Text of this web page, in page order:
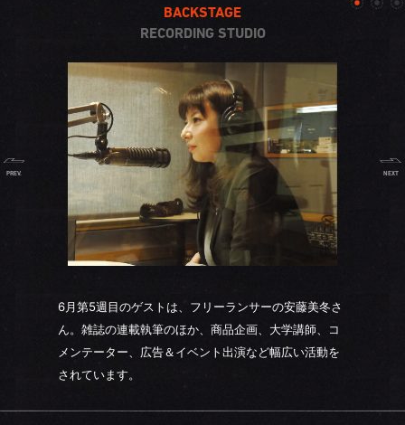
BACKSTAGE
RECORDING STUDIO
6月第5週目のゲストは、フリーランサーの安藤美冬さ
ん。雑誌の連載執筆のほか、商品企画、大学講師、コ
メンテーター、広告＆イベント出演など幅広い活動を
されています。
PREV. NEXT